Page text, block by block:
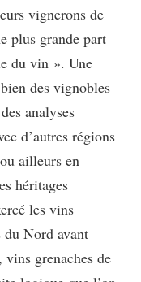
vignerons de
plus grande part
du vin ». Une
des vignobles
analyses
d’autres régions
ailleurs en
héritages
les vins
du Nord avant
grenaches de